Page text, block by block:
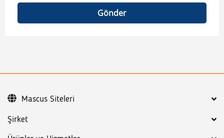
Gönder
Şirket
Mascus Siteleri